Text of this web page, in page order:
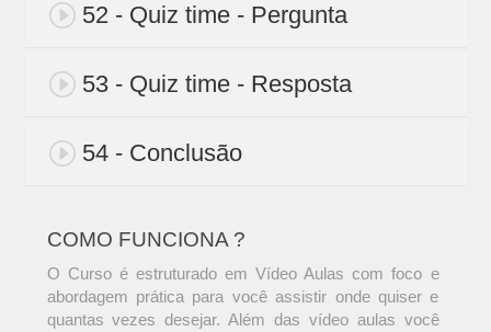
52 - Quiz time - Pergunta
53 - Quiz time - Resposta
54 - Conclusão
COMO FUNCIONA ?
O Curso é estruturado em Vídeo Aulas com foco e
abordagem prática para você assistir onde quiser e
quantas vezes desejar. Além das vídeo aulas você